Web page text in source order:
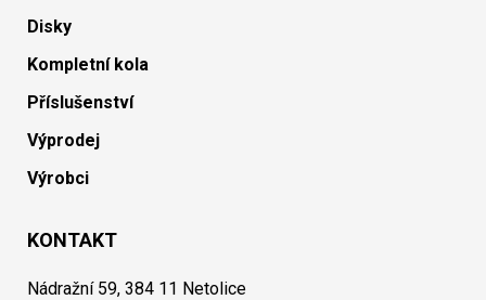
Disky
Kompletní kola
Příslušenství
Výprodej
Výrobci
KONTAKT
Nádražní 59, 384 11 Netolice